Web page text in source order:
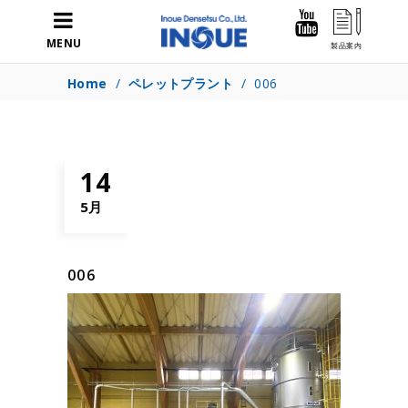
MENU
Home / ペレットプラント /006
14
5月
006